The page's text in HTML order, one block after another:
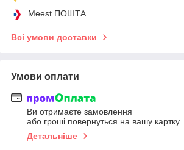
Meest ПОШТА
Всі умови доставки
Умови оплати
Ви отримаєте замовлення
або гроші повернуться на вашу картку
Детальніше